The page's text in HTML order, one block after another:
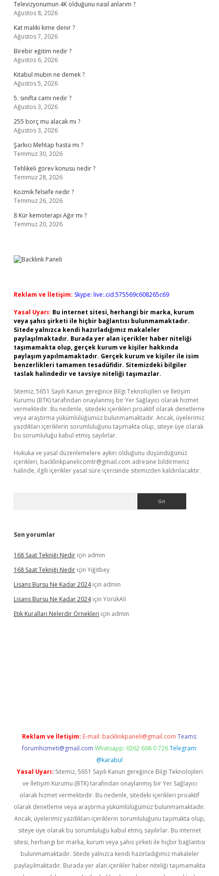
Televizyonumun 4K olduğunu nasıl anlarım ?
Ağustos 8, 2026
Kat maliki kime denir ?
Ağustos 7, 2026
Birebir eğitim nedir ?
Ağustos 6, 2026
Kitabul mubin ne demek ?
Ağustos 5, 2026
5. sınıfta cami nedir ?
Ağustos 3, 2026
255 borç mu alacak mı ?
Ağustos 3, 2026
Şarkıcı Mehtap hasta mı ?
Temmuz 30, 2026
Tehlikeli görev konusu nedir ?
Temmuz 28, 2026
Kozmik felsefe nedir ?
Temmuz 26, 2026
8 Kür kemoterapi Ağır mı ?
Temmuz 20, 2026
Reklam ve İletişim: Skype: live:.cid.575569c608265c69
Yasal Uyarı: Bu internet sitesi, herhangi bir marka, kurum
veya şahıs şirketi ile hiçbir bağlantısı bulunmamaktadır.
Sitede yalnızca kendi hazırladığımız makaleler
paylaşılmaktadır. Burada yer alan içerikler haber niteliği
taşımamakta olup, gerçek kurum ve kişiler hakkında
paylaşım yapılmamaktadır. Gerçek kurum ve kişiler ile isim
benzerlikleri tamamen tesadüfidir. Sitemizdeki bilgiler
taslak halindedir ve tavsiye niteliği taşımazlar.
Sitemiz, 5651 Sayılı Kanun gereğince Bilgi Teknolojileri ve İletişim
Kurumu (BTK) tarafından onaylanmış bir Yer Sağlayıcı olarak hizmet
vermektedir. Bu nedenle, sitedeki içerikleri proaktif olarak denetleme
veya araştırma yükümlülüğümüz bulunmamaktadır. Ancak, üyelerimiz
yazdıkları içeriklerin sorumluluğunu taşımakta olup, siteye üye olarak
bu sorumluluğu kabul etmiş sayılırlar.
Hukuka ve yasal düzenlemelere aykırı olduğunu düşündüğünüz
içerikleri, backlinkpanelicomtr@gmail.com adresine bildirmeniz
halinde, ilgili içerikler yasal süre içerisinde sitemizden kaldırılacaktır.
Son yorumlar
168 Saat Tekniği Nedir için admin
168 Saat Tekniği Nedir için Yiğitbey
Lisans Bursu Ne Kadar 2024için admin
Lisans Bursu Ne Kadar 2024için YörükAli
Etik Kuralları Nelerdir Örnekleri için admin
Reklam ve İletişim: E-mail: backlinkpaneli@gmail.com Teams:
forumhizmeti@gmail.com Whatsapp: 0262 606 0 726 Telegram:
@karabul
Yasal Uyarı: Sitemiz, 5651 Sayılı Kanun gereğince Bilgi Teknolojileri
ve İletişim Kurumu (BTK) tarafından onaylanmış bir Yer Sağlayıcı
olarak hizmet vermektedir. Bu nedenle, sitedeki içerikleri proaktif
olarak denetleme veya araştırma yükümlülüğümüz bulunmamaktadır.
Ancak, üyelerimiz yazdıkları içeriklerin sorumluluğunu taşımakta olup,
siteye üye olarak bu sorumluluğu kabul etmiş sayılırlar. Bu internet
sitesi, herhangi bir marka, kurum veya şahıs şirketi ile hiçbir bağlantısı
bulunmamaktadır. Sitede yalnızca kendi hazırladığımız makaleler
paylaşılmaktadır. Burada yer alan içerikler haber niteliği taşımamakta